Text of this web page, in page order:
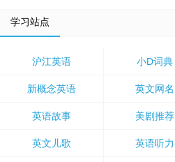
学习站点
沪江英语 小D词典
新概念英语 英文网名
英语故事 美剧推荐
英文儿歌 英语听力